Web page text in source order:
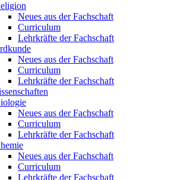
Neues aus der Fachschaft
Curriculum
Lehrkräfte der Fachschaft
Neues aus der Fachschaft
Curriculum
Lehrkräfte der Fachschaft
Neues aus der Fachschaft
Curriculum
Lehrkräfte der Fachschaft
Neues aus der Fachschaft
Curriculum
Lehrkräfte der Fachschaft